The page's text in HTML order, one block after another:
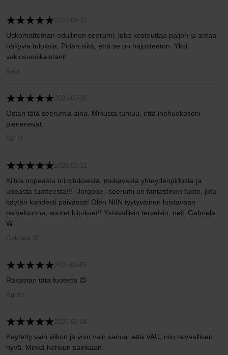
2026-04-22
Uskomattoman edullinen seerumi, joka kosteuttaa paljon ja antaa
näkyviä tuloksia. Pidän siitä, että se on hajusteeton. Yksi
vakiosuosikeistani!
Sara
2026-03-26
Ostan tätä seerumia aina. Minusta tuntuu, että ihohuokoseni
pienenevät.
Ilaf H
2026-03-21
Kiitos nopeasta toimituksesta, mukavasta yhteydenpidosta ja
upeasta tuotteesta!!! "Jorgobe"-seerumi on fantastinen tuote, jota
käytän kahdesti päivässä! Olen NIIN tyytyväinen loistavaan
palveluunne, suuret kiitokset!! Ystävällisin terveisin, neiti Gabriela
W.
Gabriela W
2026-03-05
Rakastan tätä tuotetta 😍
Agnes
2026-03-04
Käytetty vain viikon ja voin vain sanoa, että VAU, niin taivaallisen
hyvä. Minkä hehkun sainkaan.